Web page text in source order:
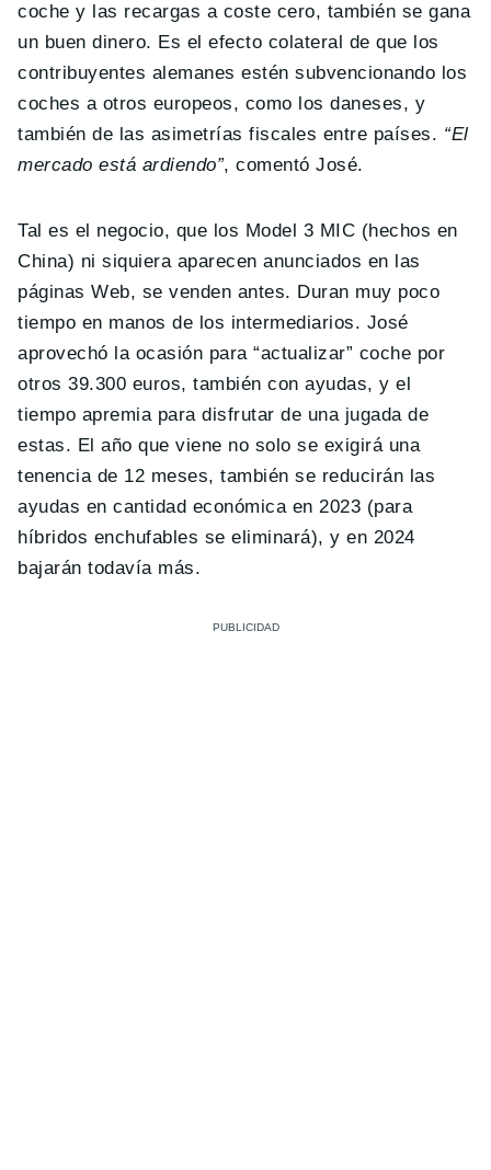
coche y las recargas a coste cero, también se gana
un buen dinero. Es el efecto colateral de que los
contribuyentes alemanes estén subvencionando los
coches a otros europeos, como los daneses, y
también de las asimetrías fiscales entre países. “El
mercado está ardiendo”, comentó José.
Tal es el negocio, que los Model 3 MIC (hechos en
China) ni siquiera aparecen anunciados en las
páginas Web, se venden antes. Duran muy poco
tiempo en manos de los intermediarios. José
aprovechó la ocasión para “actualizar” coche por
otros 39.300 euros, también con ayudas, y el
tiempo apremia para disfrutar de una jugada de
estas. El año que viene no solo se exigirá una
tenencia de 12 meses, también se reducirán las
ayudas en cantidad económica en 2023 (para
híbridos enchufables se eliminará), y en 2024
bajarán todavía más.